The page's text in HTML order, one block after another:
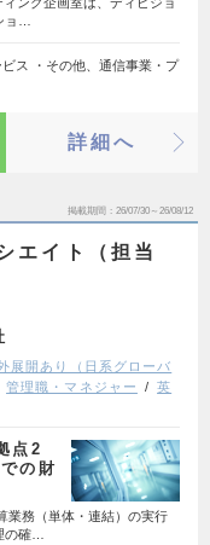
ョ…
ス ・その他、通信事業・プ
詳細へ
掲載期間 26/07/30～26/08/12
エイト（担当
展開あり（日系グローバ
管理職・マネジャー
英
点2
の財
業務（単体・連結）の実行
の確…